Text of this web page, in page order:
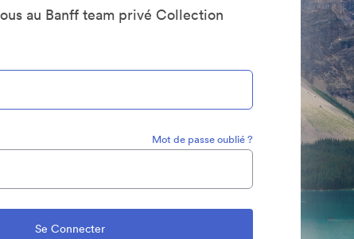
au Banff team privé Collection
Mot de passe oublié ?